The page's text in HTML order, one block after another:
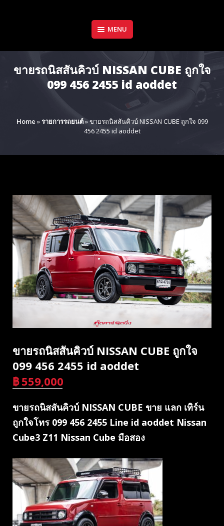
MENU
ขายรถนิสสันคิวบ์ NISSAN CUBE ถูกใจ
099 456 2455 id aoddet
Home »รายการรถยนต์»ขายรถนิสสันคิวบ์ NISSAN CUBE ถูกใจ 099
456 2455 id aoddet
ขายรถนิสสันคิวบ์ NISSAN CUBE ถูกใจ
099 456 2455 id aoddet
฿ 559,000
ขายรถนิสสันคิวบ์ NISSAN CUBE ขาย แลก เทิร์น
ถูกใจโทร 099 456 2455 Line id aoddet Nissan
Cube3 Z11 Nissan Cube มือสอง